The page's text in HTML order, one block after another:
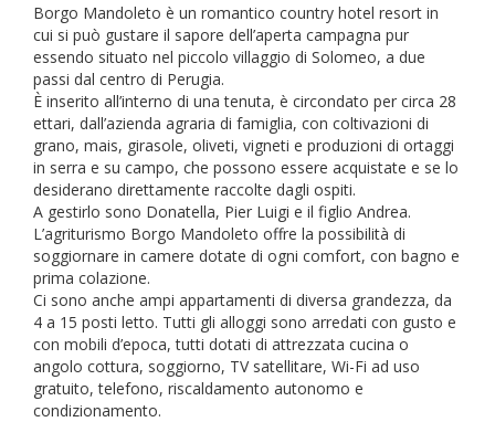
Borgo Mandoleto è un romantico country hotel resort in
cui si può gustare il sapore dell’aperta campagna pur
essendo situato nel piccolo villaggio di Solomeo, a due
passi dal centro di Perugia.
È inserito all’interno di una tenuta, è circondato per circa 28
ettari, dall’azienda agraria di famiglia, con coltivazioni di
grano, mais, girasole, oliveti, vigneti e produzioni di ortaggi
in serra e su campo, che possono essere acquistate e se lo
desiderano direttamente raccolte dagli ospiti.
A gestirlo sono Donatella, Pier Luigi e il figlio Andrea.
L’agriturismo Borgo Mandoleto offre la possibilità di
soggiornare in camere dotate di ogni comfort, con bagno e
prima colazione.
Ci sono anche ampi appartamenti di diversa grandezza, da
4 a 15 posti letto. Tutti gli alloggi sono arredati con gusto e
con mobili d’epoca, tutti dotati di attrezzata cucina o
angolo cottura, soggiorno, TV satellitare, Wi-Fi ad uso
gratuito, telefono, riscaldamento autonomo e
condizionamento.